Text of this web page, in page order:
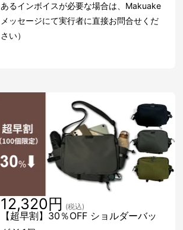
あるインボイスが必要な場合は、Makuake
メッセージにて実行者に直接お問合せくだ
さい）
【超早割】30％OFF ショルダーバッ
12,320円 (税込)